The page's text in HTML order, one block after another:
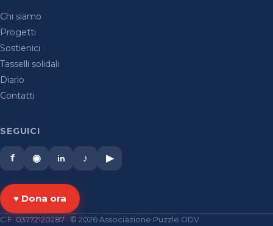
Chi siamo
Progetti
Sostienici
Tasselli solidali
Diario
Contatti
SEGUICI
f ◉ in ♪ ▶
♥ Dona ora
C.F. 03772120287 · © 2026 Associazione Puzzle ODV